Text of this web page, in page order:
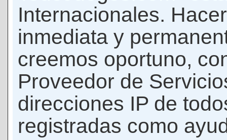
Internacionales.
inmediata y
creemos oportuno,
Proveedor de
direcciones IP de
registradas como